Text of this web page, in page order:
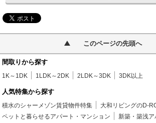
このページの先頭へ
間取りから探す
1K～1DK 1LDK～2DK 2LDK～3DK 3DK以上
人気特集から探す
積水のシャーメゾン賃貸物件特集
大和リビングのD-
ペットと暮らせるアパート・マンション
新築・築浅